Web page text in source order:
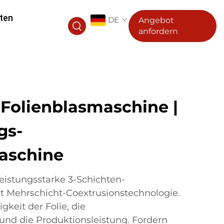
DE
Angebot
anfordern
|
3-Schichten-
Mehrschicht-Coextrusionstechnologie.
der Folie, die
die Produktionsleistung. Fordern